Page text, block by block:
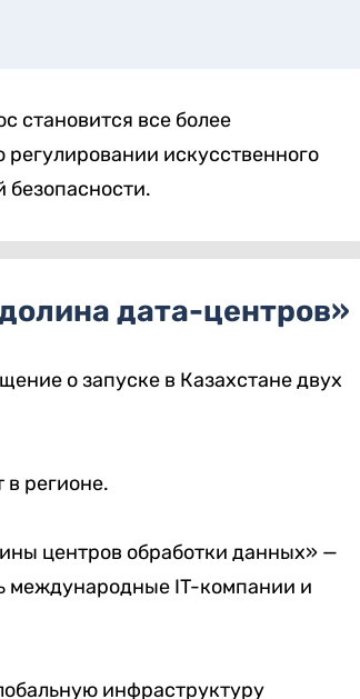
становится все более
искусственного
безопасности.
дата-центров»
о запуске в Казахстане двух
регионе.
центров обработки данных» —
международные IT-компании и
инфраструктуру